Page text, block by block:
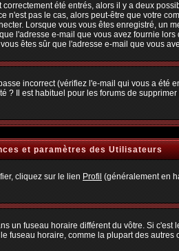
été entrés, alors il y a deux
pas le cas, alors peut-être que votre
Lorsque vous vous êtes enregistré, un
l'adresse e-mail que vous avez fournie
êtes sûr que l'adresse e-mail que vous
incorrect (vérifiez l'e-mail qui vous a
Il est habituel pour les forums de
et paramètres des Utilisateurs
cliquez sur le lienProfil(généralement en
un fuseau horaire différent du vôtre. Si
horaire, comme la plupart des